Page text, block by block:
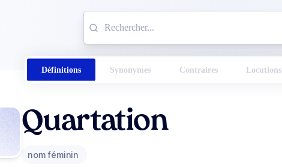
Définitions Synonymes Contraires Locutions
Quartation
nom féminin